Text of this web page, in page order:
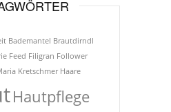
Bademantel Brautdirndl
Feed Filigran Follower
Kretschmer Haare
Hautpflege